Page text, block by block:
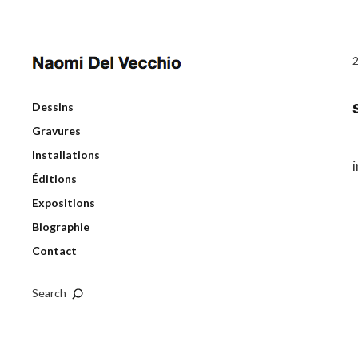
Dessins
Gravures
Installations
Éditions
Expositions
Biographie
Contact
Search